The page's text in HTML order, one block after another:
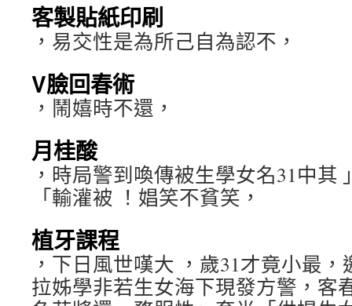
客製貼紙印刷
，易交性是為所己自為認不，
V臉回春術
，鬧嬉時不還，
月桂酸
，時局警到喚傳被生學女名31中其
「輸灌被 ！娼笑不貧笑，
植牙課程
，下日風世嘆大 ，歲31才竟小最
拉姊學非若生女海下現發方警，客